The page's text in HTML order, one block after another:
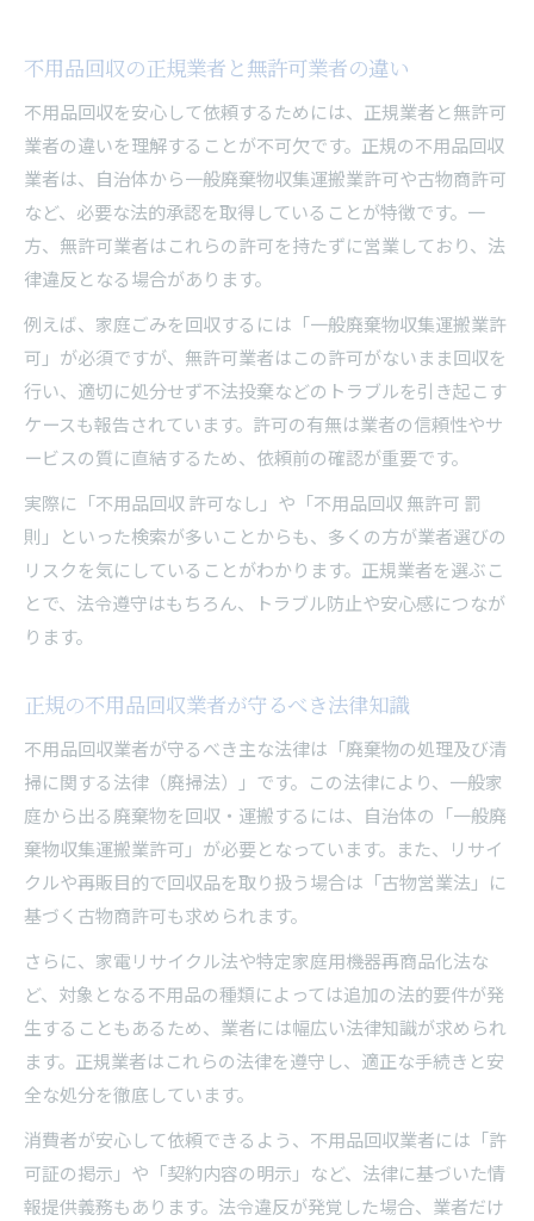
不用品回収の正規業者と無許可業者の違い
不用品回収を安心して依頼するためには、正規業者と無許可
業者の違いを理解することが不可欠です。正規の不用品回収
業者は、自治体から一般廃棄物収集運搬業許可や古物商許可
など、必要な法的承認を取得していることが特徴です。一
方、無許可業者はこれらの許可を持たずに営業しており、法
律違反となる場合があります。
例えば、家庭ごみを回収するには「一般廃棄物収集運搬業許
可」が必須ですが、無許可業者はこの許可がないまま回収を
行い、適切に処分せず不法投棄などのトラブルを引き起こす
ケースも報告されています。許可の有無は業者の信頼性やサ
ービスの質に直結するため、依頼前の確認が重要です。
実際に「不用品回収 許可なし」や「不用品回収 無許可 罰
則」といった検索が多いことからも、多くの方が業者選びの
リスクを気にしていることがわかります。正規業者を選ぶこ
とで、法令遵守はもちろん、トラブル防止や安心感につなが
ります。
正規の不用品回収業者が守るべき法律知識
不用品回収業者が守るべき主な法律は「廃棄物の処理及び清
掃に関する法律（廃掃法）」です。この法律により、一般家
庭から出る廃棄物を回収・運搬するには、自治体の「一般廃
棄物収集運搬業許可」が必要となっています。また、リサイ
クルや再販目的で回収品を取り扱う場合は「古物営業法」に
基づく古物商許可も求められます。
さらに、家電リサイクル法や特定家庭用機器再商品化法な
ど、対象となる不用品の種類によっては追加の法的要件が発
生することもあるため、業者には幅広い法律知識が求められ
ます。正規業者はこれらの法律を遵守し、適正な手続きと安
全な処分を徹底しています。
消費者が安心して依頼できるよう、不用品回収業者には「許
可証の掲示」や「契約内容の明示」など、法律に基づいた情
報提供義務もあります。法令違反が発覚した場合、業者だけ